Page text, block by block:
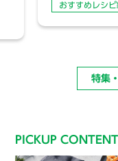
おすすめレシ
特集
PICKUP